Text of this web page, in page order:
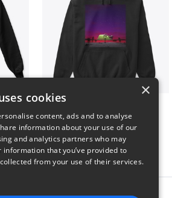
×
cookies
content, ads and to analyse
information about your use of our
and analytics partners who may
that you’ve provided to
from your use of their services.